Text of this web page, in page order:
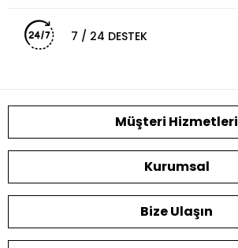
7 / 24 DESTEK
Müşteri Hizmetleri
Kurumsal
Bize Ulaşın